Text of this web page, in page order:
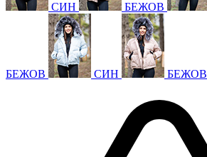
СИН БЕЖОВ
БЕЖОВ СИН БЕЖОВ